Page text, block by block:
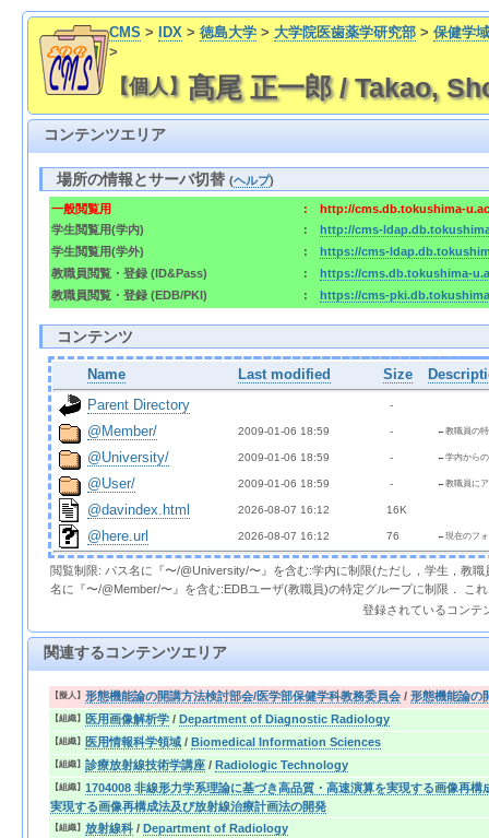
CMS > IDX> 徳島大学> 大学院医歯薬学研究部> 保健学域
>
【個人】 髙尾 正一郎 / Takao,
コンテンツエリア
場所の情報とサーバ切替(ヘルプ)
一般閲覧用 :
http://cms.db.tokushima-
学生閲覧用(学内)
:
http://cms-
学生閲覧用(学外)
:
https://cms-
教職員閲覧・登録 (ID&Pass)
:
https://cms.db.tokushima-
教職員閲覧・登録 (EDB/PKI)
: https://cms-
コンテンツ
Name Last modified Size
Parent Directory
  -
@Member/ 2009-01-06 18:59
  -
←教職員の
@University/ 2009-01-06 18:59
  -
←学内から
@User/ 2009-01-06 18:59
  -
←教職員に
@davindex.html 2026-08-07 16:12 16K
@here.url 2026-08-07 16:12 76 ←現在のフ
閲覧制限: パス名に『〜/@University/〜』を含む:学内に制限(ただし，学生，教
名に『〜/@Member/〜』を含む:EDBユーザ(教職員)の特定グループに制限． こ
登録されているコンテ
関連するコンテンツエリア
【擬人】 形態機能論の開講方法検討部会/医学部保健学科教務委員会 / 形態機能論の
【組織】 医用画像解析学 / Department of Diagnostic Radiology
【組織】 医用情報科学領域 / Biomedical Information Sciences
【組織】 診療放射線技術学講座 / Radiologic Technology
【組織】 1704008 非線形力学系理論に基づき高品質・高速演算を実現する画像再構
実現する画像再構成法及び放射線治療計画法の開発
【組織】 放射線科 / Department of Radiology